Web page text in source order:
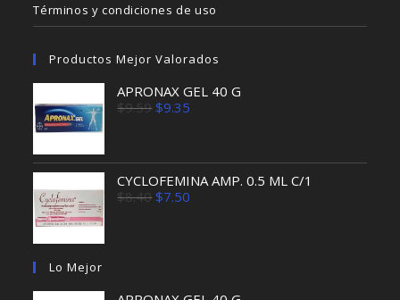
Términos y condiciones de uso
Productos Mejor Valorados
APRONAX GEL 40 G
$9.59El
precio
$9.59.
$9.35
$9.35.
CYCLOFEMINA AMP. 0.5 ML C/1
$8.40El
precio
$7.50
Lo Mejor